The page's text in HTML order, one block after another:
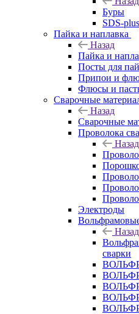
Буры
SDS-plus
Пайка и наплавка
Назад
Пайка и
Посты для
Припои и
Флюсы и
Сварочные
Назад
Сварочные
Проволока
Назад
Электроды
Назад
сварки